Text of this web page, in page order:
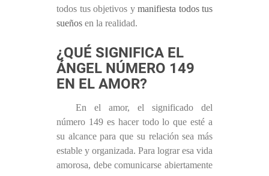
todos tus objetivos y manifiesta todos tus
sueños en la realidad.
¿QUÉ SIGNIFICA EL
ÁNGEL NÚMERO 149
EN EL AMOR?
En el amor, el significado del
número 149 es hacer todo lo que esté a
su alcance para que su relación sea más
estable y organizada. Para lograr esa vida
amorosa, debe comunicarse abiertamente